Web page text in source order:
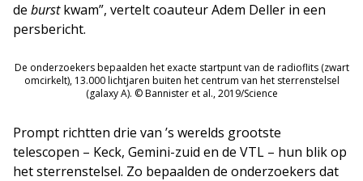
de burstkwam”, vertelt coauteur Adem Deller in een
persbericht.
De onderzoekers bepaalden het exacte startpunt van de radioflits (zwart
omcirkelt), 13.000 lichtjaren buiten het centrum van het sterrenstelsel
(galaxy A). © Bannister et al., 2019/Science
Prompt richtten drie van ’s werelds grootste
telescopen – Keck, Gemini-zuid en de VTL – hun blik op
het sterrenstelsel. Zo bepaalden de onderzoekers dat